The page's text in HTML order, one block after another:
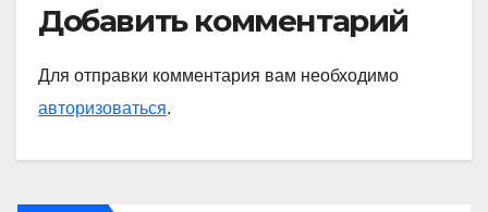
Добавить комментарий
Для отправки комментария вам необходимо
авторизоваться.